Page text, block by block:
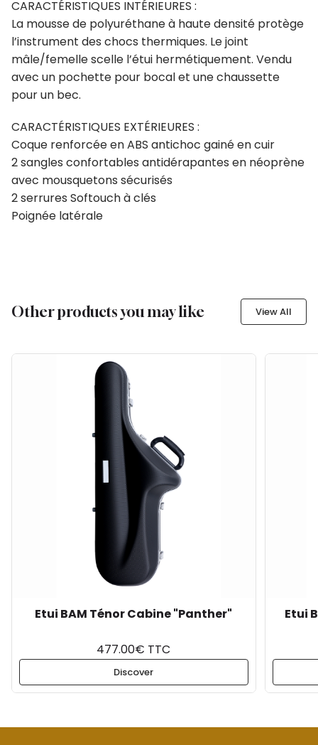
CARACTÉRISTIQUES INTÉRIEURES :
La mousse de polyuréthane à haute densité protège
l’instrument des chocs thermiques. Le joint
mâle/femelle scelle l’étui hermétiquement. Vendu
avec un pochette pour bocal et une chaussette
pour un bec.
CARACTÉRISTIQUES EXTÉRIEURES :
Coque renforcée en ABS antichoc gainé en cuir
2 sangles confortables antidérapantes en néoprène
avec mousquetons sécurisés
2 serrures Softouch à clés
Poignée latérale
Other products you may like View All
Etui BAM Ténor Cabine "Panther"
477.00€ TTC
Discover
Etui